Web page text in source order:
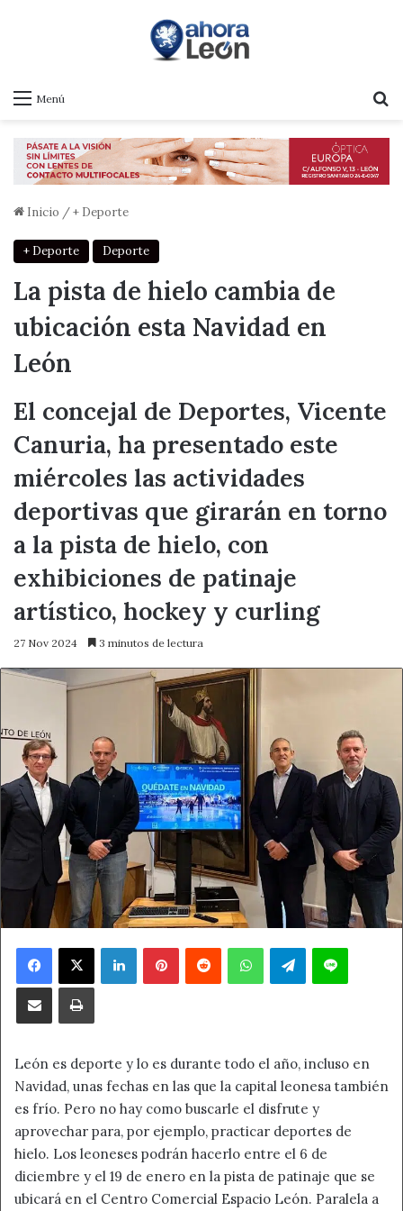
Menú
Inicio /+ Deporte
+ Deporte Deporte
La pista de hielo cambia de
ubicación esta Navidad en
León
El concejal de Deportes, Vicente
Canuria, ha presentado este
miércoles las actividades
deportivas que girarán en torno
a la pista de hielo, con
exhibiciones de patinaje
artístico, hockey y curling
27 Nov 2024 3 minutos de lectura
Facebook
X LinkedInPinterestReddit WhatsAppTelegramLine
Compartir por correo electrónicoImprimir
León es deporte y lo es durante todo el año, incluso en
Navidad, unas fechas en las que la capital leonesa también
es frío. Pero no hay como buscarle el disfrute y
aprovechar para, por ejemplo, practicar deportes de
hielo. Los leoneses podrán hacerlo entre el 6 de
diciembre y el 19 de enero en la pista de patinaje que se
ubicará en el Centro Comercial Espacio León. Paralela a